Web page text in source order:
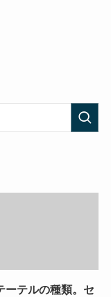
ーテルの種類。セ